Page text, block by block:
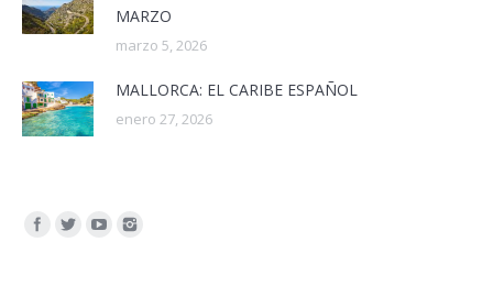
MARZO
marzo 5, 2026
MALLORCA: EL CARIBE ESPAÑOL
enero 27, 2026
Encuéntranos en: